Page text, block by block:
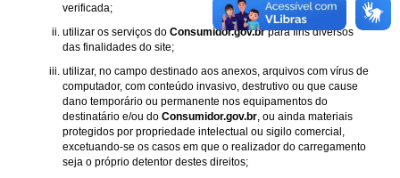
verificada;
utilizar os serviços do Consumidor.gov.brpara fins diversos
das finalidades do site;
utilizar, no campo destinado aos anexos, arquivos com vírus de
computador, com conteúdo invasivo, destrutivo ou que cause
dano temporário ou permanente nos equipamentos do
destinatário e/ou do Consumidor.gov.br , ou ainda materiais
protegidos por propriedade intelectual ou sigilo comercial,
excetuando-se os casos em que o realizador do carregamento
seja o próprio detentor destes direitos;